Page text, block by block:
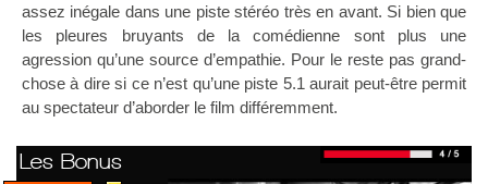
assez inégale dans une piste stéréo très en avant. Si bien que
les pleures bruyants de la comédienne sont plus une
agression qu’une source d’empathie. Pour le reste pas grand-
chose à dire si ce n’est qu’une piste 5.1 aurait peut-être permit
au spectateur d’aborder le film différemment.
Les Bonus